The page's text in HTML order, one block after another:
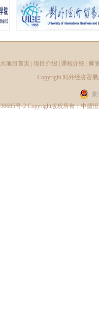
项目首页 项目介绍 课程介绍
师
Copyright 对外经济贸
京
号-2Copyright版权所有：中盛恒